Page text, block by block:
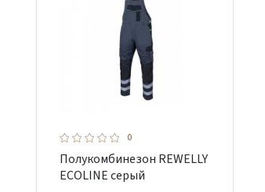
0
Полукомбинезон REWELLY
ECOLINE серый